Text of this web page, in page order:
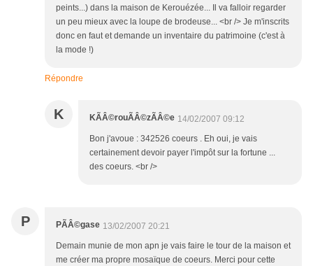
peints...) dans la maison de Kerouézée... Il va falloir regarder
un peu mieux avec la loupe de brodeuse... <br /> Je m'inscrits
donc en faut et demande un inventaire du patrimoine (c'est à
la mode !)
Répondre
K KÃÂ©rouÃÂ©zÃÂ©e 14/02/2007 09:12
Bon j'avoue : 342526 coeurs . Eh oui, je vais
certainement devoir payer l'impôt sur la fortune ...
des coeurs. <br />
P PÃÂ©gase 13/02/2007 20:21
Demain munie de mon apn je vais faire le tour de la maison et
me créer ma propre mosaïque de coeurs. Merci pour cette